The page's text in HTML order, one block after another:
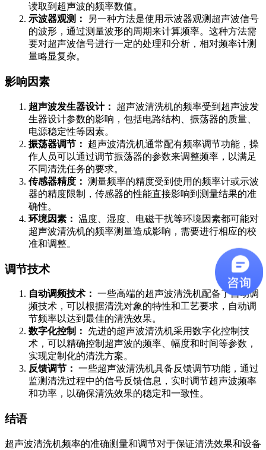
读取到超声波的频率数值。
示波器观测：
另一种方法是使用示波器观测超声波信号
的波形，通过测量波形的周期来计算频率。这种方法需
要对超声波信号进行一定的处理和分析，相对频率计测
量略显复杂。
影响因素
超声波发生器设计：
超声波清洗机的频率受到超声波发
生器设计参数的影响，包括电路结构、振荡器的质量、
电源稳定性等因素。
振荡器调节：
超声波清洗机通常配有频率调节功能，操
作人员可以通过调节振荡器的参数来调整频率，以满足
不同清洗任务的要求。
传感器精度： 测量频率的精度受到使用的频率计或示波
器的精度限制，传感器的性能直接影响到测量结果的准
确性。
环境因素： 温度、湿度、电磁干扰等环境因素都可能对
超声波清洗机的频率测量造成影响，需要进行相应的校
准和调整。
调节技术
自动调频技术： 一些高端的超声波清洗机配备了自动调
频技术，可以根据清洗对象的特性和工艺要求，自动调
节频率以达到最佳的清洗效果。
数字化控制：
先进的超声波清洗机采用数字化控制技
术，可以精确控制超声波的频率、幅度和时间等参数，
实现定制化的清洗方案。
反馈调节： 一些超声波清洗机具备反馈调节功能，通过
监测清洗过程中的信号反馈信息，实时调节超声波频率
和功率，以确保清洗效果的稳定和一致性。
结语
超声波清洗机频率的准确测量和调节对于保证清洗效果和设备